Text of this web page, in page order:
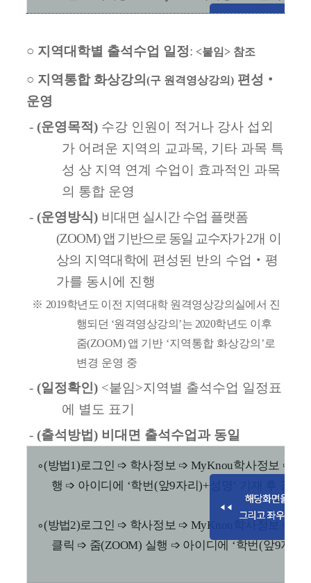
○ 지역대학별 출석수업 일정: <붙임> 참조
○ 지역통합 화상강의 (구 원격영상강의 ) 편성 ‧
운영
-(운영목적) 수강 인원이 적거나 강사 섭외
가 어려운 지역의 교과목, 기타 과목 특
성 상 지역 연계 수업이 효과적인 과목
의 통합 운영
-(운영방식) 비대면 실시간 수업 플랫폼
(ZOOM) 앱 기반으로 동일 교수자가2개 이
상의 지역대학에 편성된 반의 수업 ‧ 평
가를 동시에 진행
※ 2019학년도 이전 지역대학 원격영상강의실에서 진
행되던 ‘원격영상강의 ’는 2020학년도 이후
줌(ZOOM) 앱 기반 ‘지역통합 화상강의 ’ 로
변경 운영 중
-(일정확인) <붙임>지역별 출석수업 일정표
에 별도 표기
- (출석방법) 비대면 출석수업과 동일
∘(방법1)로그인 ➩ 학사정보 ➩ MyKnou학사정보 ➩
행 ➩ 아이디에 ‘학번(앞9자리)+
∘(방법2)로그인 ➩ 학사정보 ➩ MyKnou
클릭 ➩ 줌(ZOOM) 실행 ➩ 아이디에 ‘학번(앞9자리